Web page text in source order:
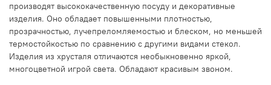
производят высококачественную посуду и декоративные
изделия. Оно обладает повышенными плотностью,
прозрачностью, лучепреломляемостью и блеском, но меньшей
термостойкостью по сравнению с другими видами стекол.
Изделия из хрусталя отличаются необыкновенно яркой,
многоцветной игрой света. Обладают красивым звоном.